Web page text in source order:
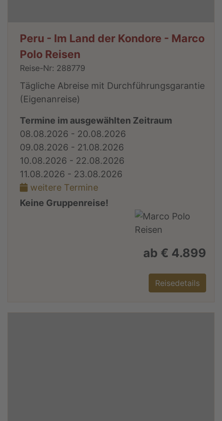
Peru - Im Land der Kondore - Marco
Polo Reisen
Reise-Nr: 288779
Tägliche Abreise mit Durchführungsgarantie
(Eigenanreise)
Termine im ausgewählten Zeitraum
08.08.2026 - 20.08.2026
09.08.2026 - 21.08.2026
10.08.2026 - 22.08.2026
11.08.2026 - 23.08.2026
weitere Termine
Keine Gruppenreise!
ab € 4.899
Reisedetails